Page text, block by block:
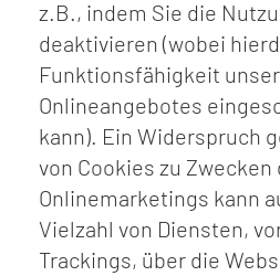
z.B., indem Sie die
deaktivieren (wobei
Funktionsfähigkeit
Onlineangebotes
kann). Ein Widerspruch
von Cookies zu Zwecken
Onlinemarketings kann
Vielzahl von Diensten,
Trackings, über die